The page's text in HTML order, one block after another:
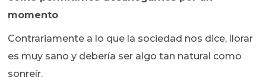
momento.
Contrariamente a lo que la sociedad nos dice, llorar
es muy sano y debería ser algo tan natural como
sonreír.